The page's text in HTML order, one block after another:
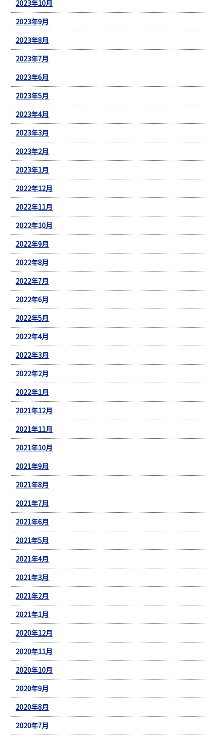
2023年10月
2023年9月
2023年8月
2023年7月
2023年6月
2023年5月
2023年4月
2023年3月
2023年2月
2023年1月
2022年12月
2022年11月
2022年10月
2022年9月
2022年8月
2022年7月
2022年6月
2022年5月
2022年4月
2022年3月
2022年2月
2022年1月
2021年12月
2021年11月
2021年10月
2021年9月
2021年8月
2021年7月
2021年6月
2021年5月
2021年4月
2021年3月
2021年2月
2021年1月
2020年12月
2020年11月
2020年10月
2020年9月
2020年8月
2020年7月